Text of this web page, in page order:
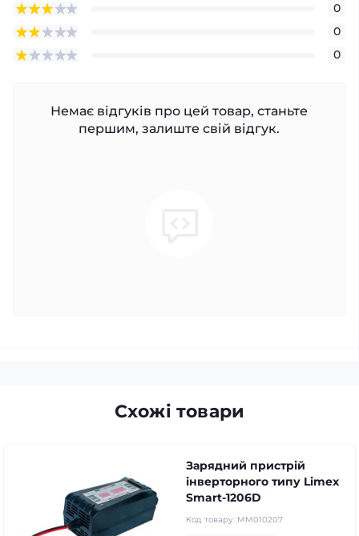
0
0
0
Немає відгуків про цей товар, станьте
першим, залиште свій відгук.
Схожі товари
Зарядний пристрій
інверторного типу Limex
Smart-1206D
Код товару: MM010207